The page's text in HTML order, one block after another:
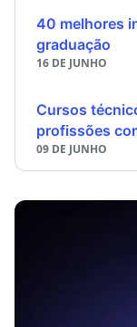
40 melhores
graduação
16 DE JUNHO
Cursos
profissões
09 DE JUNHO